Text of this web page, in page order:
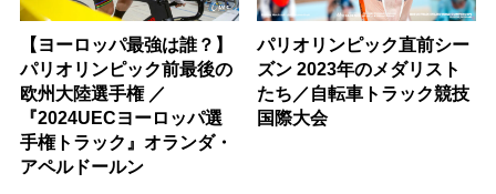
【ヨーロッパ最強は誰？】
パリオリンピック前最後の
欧州大陸選手権 ／
『2024UECヨーロッパ選
手権トラック』オランダ・
アペルドールン
パリオリンピック直前シー
ズン 2023年のメダリスト
たち／自転車トラック競技
国際大会